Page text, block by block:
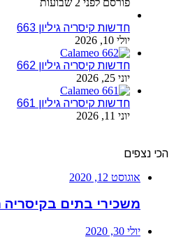
חדשות קיסריה גיליון 663
יולי 10, 2026
חדשות קיסריה גיליון 662
יוני 25, 2026
חדשות קיסריה גיליון 661
יוני 11, 2026
הכי נצפים
אוגוסט 12, 2020
משכירי בתים בקיסריה
יולי 30, 2020